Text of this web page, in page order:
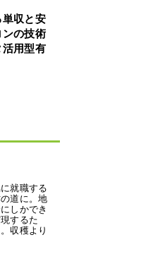
収と安
の技術
用型有
就職する
道に。地
しかでき
するた
収穫より